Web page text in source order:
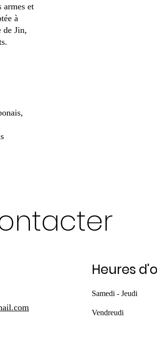
armes et
à
de Jin,
Heures
Samedi - Jeudi
Vendreudi